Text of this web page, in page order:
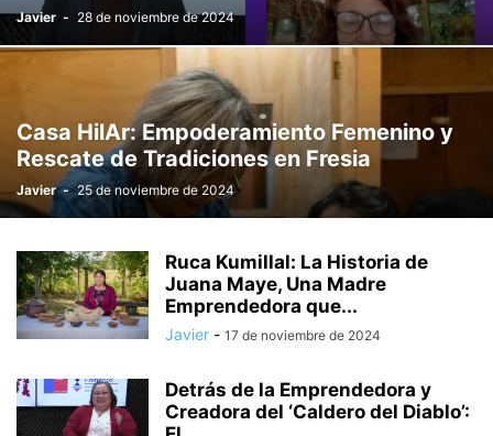
Javier - 28 de noviembre de 2024
Casa HilAr: Empoderamiento Femenino y
Rescate de Tradiciones en Fresia
Javier - 25 de noviembre de 2024
Ruca Kumillal: La Historia de
Juana Maye, Una Madre
Emprendedora que...
Javier - 17 de noviembre de 2024
Detrás de la Emprendedora y
Creadora del ‘Caldero del Diablo’: